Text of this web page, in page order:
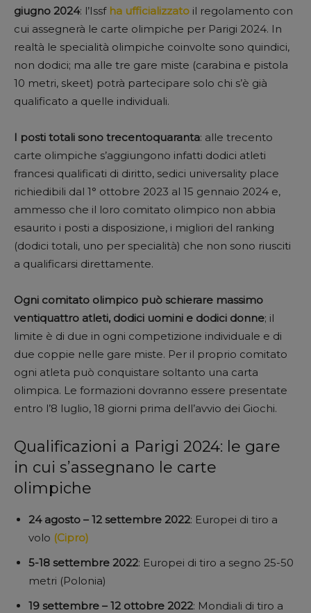
giugno 2024: l’Issf ha ufficializzato il regolamento con
cui assegnerà le carte olimpiche per Parigi 2024. In
realtà le specialità olimpiche coinvolte sono quindici,
non dodici; ma alle tre gare miste (carabina e pistola
10 metri, skeet) potrà partecipare solo chi s’è già
qualificato a quelle individuali.
I posti totali sono trecentoquaranta: alle trecento
carte olimpiche s’aggiungono infatti dodici atleti
francesi qualificati di diritto, sedici universality place
richiedibili dal 1° ottobre 2023 al 15 gennaio 2024 e,
ammesso che il loro comitato olimpico non abbia
esaurito i posti a disposizione, i migliori del ranking
(dodici totali, uno per specialità) che non sono riusciti
a qualificarsi direttamente.
Ogni comitato olimpico può schierare massimo
ventiquattro atleti, dodici uomini e dodici donne; il
limite è di due in ogni competizione individuale e di
due coppie nelle gare miste. Per il proprio comitato
ogni atleta può conquistare soltanto una carta
olimpica. Le formazioni dovranno essere presentate
entro l’8 luglio, 18 giorni prima dell’avvio dei Giochi.
Qualificazioni a Parigi 2024: le gare
in cui s’assegnano le carte
olimpiche
24 agosto – 12 settembre 2022: Europei di tiro a
volo (Cipro)
5-18 settembre 2022: Europei di tiro a segno 25-50
metri (Polonia)
19 settembre – 12 ottobre 2022: Mondiali di tiro a